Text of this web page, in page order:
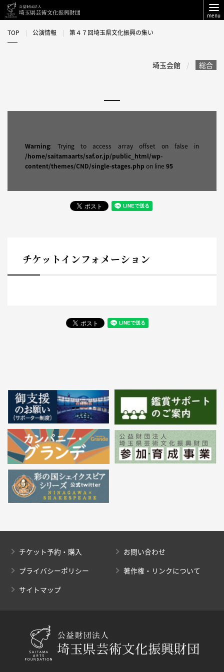
menu
TOP 公演情報 第４７回埼玉県文化振興の集い
埼玉会館 総合
Warning: Trying to access array offset on false in
/home/saitamaarts/saf.or.jp/public_html/wp-
content/themes/CND/single-stages.php on line 95
チケットインフォメーション
チケット予約・購入
お問い合わせ
プライバシーポリシー
著作権・リンクについて
サイトマップ